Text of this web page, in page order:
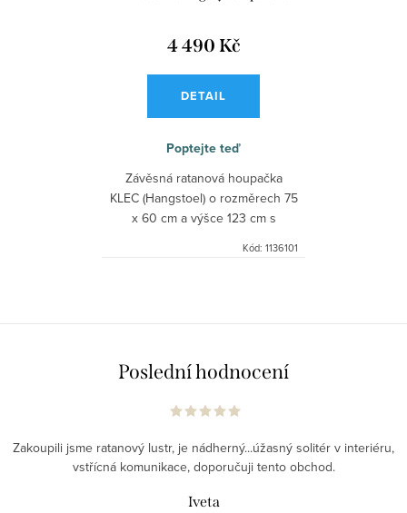
4 490 Kč
DETAIL
Poptejte teď
Závěsná ratanová houpačka
KLEC (Hangstoel) o rozměrech 75
x 60 cm a výšce 123 cm s
Kód: 1136101
Poslední hodnocení
Zakoupili jsme ratanový lustr, je nádherný...úžasný solitér v interiéru,
vstřícná komunikace, doporučuji tento obchod.
Iveta